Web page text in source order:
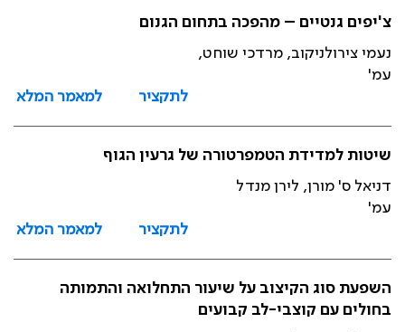
צ'יפים גנטיים – מהפכה בתחום הגנום
נעמי צירולניקוב, מרדכי שוחט,
עמ'
לתקציר
למאמר המלא
שיטות למדידת הטמפרטורה של גרעין הגוף
דניאל ס' מורן, לירן מנדל
עמ'
לתקציר
למאמר המלא
השפעת סוג הקיצוב על שיעור התחלואה והתמותה
בחולים עם קוצבי-לב קבועים